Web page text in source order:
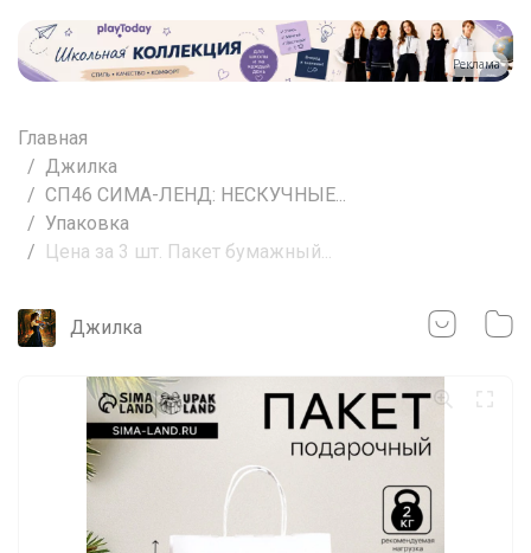
Реклама
Главная
Джилка
СП46 СИМА-ЛЕНД: НЕСКУЧНЫЕ...
Упаковка
Цена за 3 шт. Пакет бумажный...
Джилка